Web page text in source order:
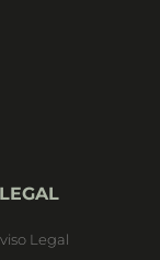
LEGAL
Legal